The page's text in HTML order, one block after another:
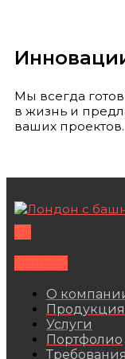
Мы всегда
в жизнь и
ваших проектов.
О
Продукция
Услуги
Портфолио